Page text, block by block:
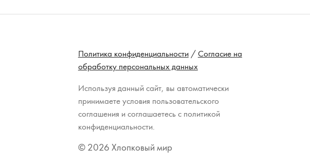
Политика конфиденциальности/Согласие на
обработку персональных данных
Используя данный сайт, вы автоматически
принимаете условия пользовательского
соглашения и соглашаетесь с политикой
конфиденциальности.
© 2026 Хлопковый мир